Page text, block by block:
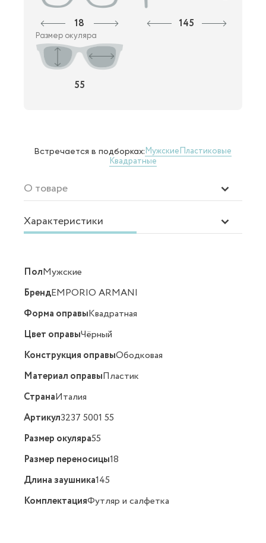
18 145
Размер окуляра
55
Встречается в подборках:МужскиеПластиковые
Квадратные
О товаре
Характеристики
ПолМужские
БрендEMPORIO ARMANI
Форма оправыКвадратная
Цвет оправыЧёрный
Конструкция оправыОбодковая
Материал оправыПластик
СтранаИталия
Артикул3237 5001 55
Размер окуляра55
Размер переносицы18
Длина заушника145
КомплектацияФутляр и салфетка